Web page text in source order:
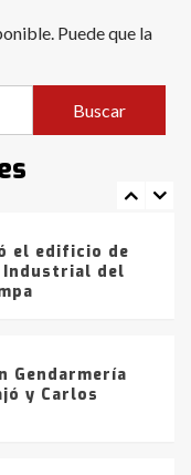
Puede que la
en gran parte
Policía
en la
el edificio de
del
Gendarmería
y Carlos